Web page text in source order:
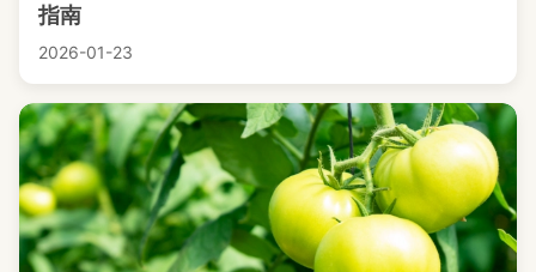
指南
2026-01-23